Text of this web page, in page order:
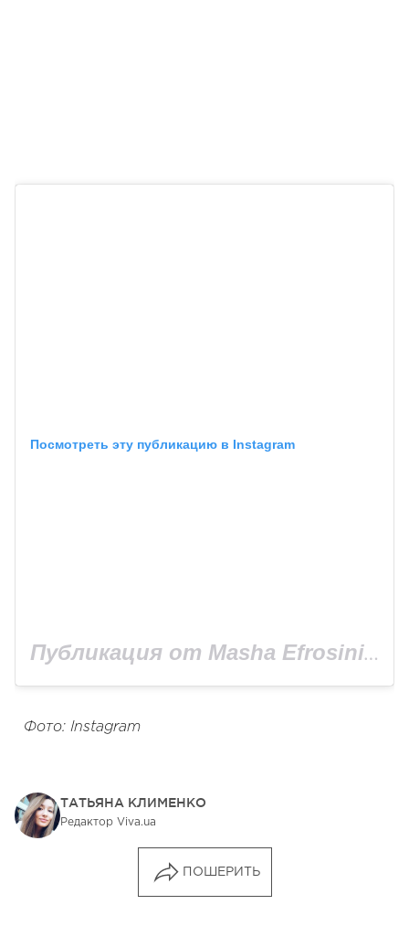
Посмотреть эту публикацию в Instagram
Публикация от Masha Efrosinina (@mashaefrosinina)
Фото: Instagram
ТАТЬЯНА КЛИМЕНКО
Редактор Viva.ua
ПОШЕРИТЬ